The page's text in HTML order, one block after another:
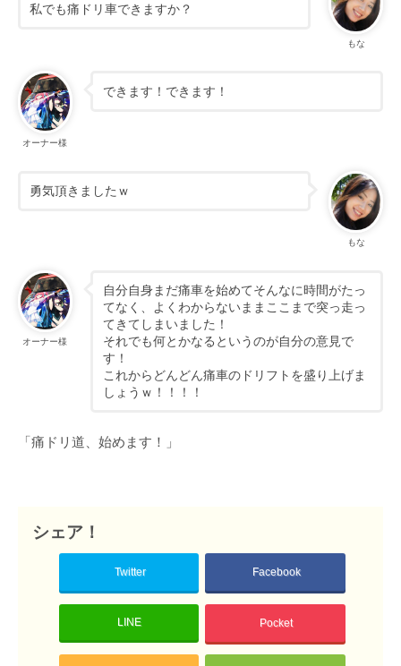
もな
私でも痛ドリ車できますか？
オーナー様
できます！できます！
もな
勇気頂きましたｗ
オーナー様
自分自身まだ痛車を始めてそんなに時間がたっ
てなく、よくわからないままここまで突っ走っ
てきてしまいました！
それでも何とかなるというのが自分の意見で
す！
これからどんどん痛車のドリフトを盛り上げま
しょうｗ！！！！
「痛ドリ道、始めます！」
シェア！
Twitter Facebook
LINE Pocket